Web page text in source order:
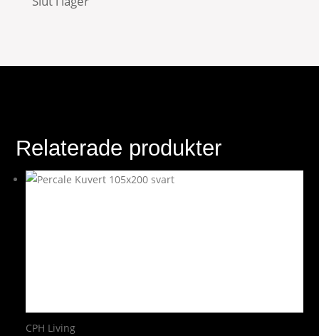
Relaterade produkter
CPH Living